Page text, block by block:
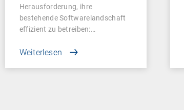
Herausforderung, ihre
bestehende Softwarelandschaft
effizient zu betreiben:…
Weiterlesen